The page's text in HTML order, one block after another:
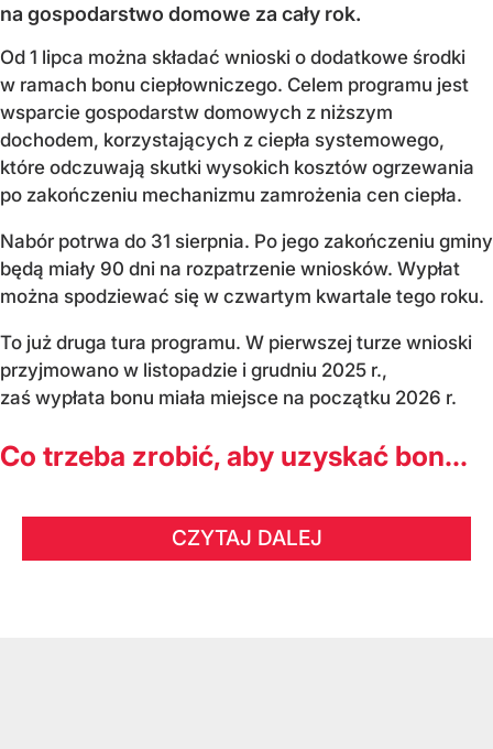
na gospodarstwo domowe za cały rok.
Od 1 lipca można składać wnioski o dodatkowe środki
w ramach bonu ciepłowniczego. Celem programu jest
wsparcie gospodarstw domowych z niższym
dochodem, korzystających z ciepła systemowego,
które odczuwają skutki wysokich kosztów ogrzewania
po zakończeniu mechanizmu zamrożenia cen ciepła.
Nabór potrwa do 31 sierpnia. Po jego zakończeniu gminy
będą miały 90 dni na rozpatrzenie wniosków. Wypłat
można spodziewać się w czwartym kwartale tego roku.
To już druga tura programu. W pierwszej turze wnioski
przyjmowano w listopadzie i grudniu 2025 r.,
zaś wypłata bonu miała miejsce na początku 2026 r.
Co trzeba zrobić, aby uzyskać bon...
CZYTAJ DALEJ